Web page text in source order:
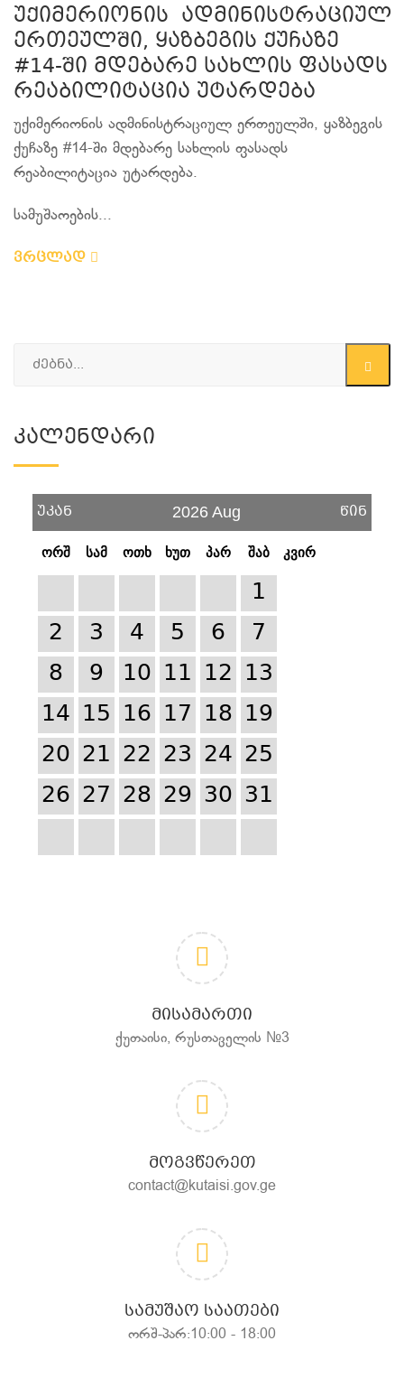
უქიმერიონის ადმინისტრაციულ
ერთეულში, ყაზბეგის ქუჩაზე
#14-ში მდებარე სახლის ფასადს
რეაბილიტაცია უტარდება
უქიმერიონის ადმინისტრაციულ ერთეულში, ყაზბეგის
ქუჩაზე #14-ში მდებარე სახლის ფასადს
რეაბილიტაცია უტარდება.
სამუშაოების...
ვრცლად
Კალენდარი
უკან 2026 Aug წინ
ორშ სამ ოთხ ხუთ პარ შაბ კვირ
1
2
3 4 5 6
7
8
9 10 11 12 13
14 15 16 17 18 19
20 21 22 23 24 25
26 27 28 29 30 31
ᲛᲘᲡᲐᲛᲐᲠᲗᲘ
ქუთაისი, რუსთაველის №3
ᲛᲝᲒᲕᲬᲔᲠᲔᲗ
contact@kutaisi.gov.ge
ᲡᲐᲛᲣᲨᲐᲝ ᲡᲐᲐᲗᲔᲑᲘ
ორშ-პარ:10:00 - 18:00